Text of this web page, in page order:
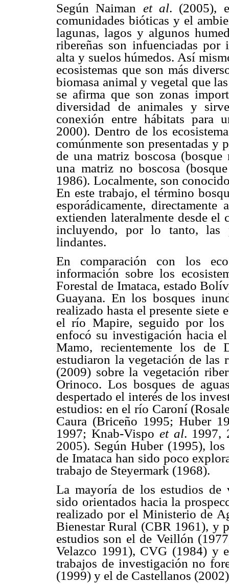
Según Naiman etal. (2005),
comunidades bióticas y el
lagunas, lagos y algunos
ribereñas son infuenciadas por
alta y suelos húmedos. Así
ecosistemas que son más
biomasa animal y vegetal que
se afirma que son zonas
diversidad de animales y
conexión entre hábitats para
2000). Dentro de los
comúnmente son presentadas y
de una matriz boscosa
una matriz no boscosa
1986). Localmente, son
En este trabajo, el término
esporádicamente,
extienden lateralmente desde el
incluyendo, por lo tanto, las
lindantes.
En comparación con los
información sobre los
Forestal de Imataca, estado
Guayana. En los bosques
realizado hasta el presente
el río Mapire, seguido por
enfocó su investigación hacia
Mamo, recientemente los de
estudiaron la vegetación de
(2009) sobre la vegetación
Orinoco. Los bosques de
despertado el interés de los
estudios: en el río Caroní
Caura (Briceño 1995; Huber
1997; Knab-Vispo et al. 1997,
2005). Según Huber (1995), los
de Imataca han sido poco
trabajo de Steyermark (1968).
La mayoría de los estudios de
sido orientados hacia la
realizado por el Ministerio de
Bienestar Rural (CBR 1961), y
estudios son el de Veillón
Velazco 1991), CVG (1984) y
trabajos de investigación no
(1999) y el de Castellanos